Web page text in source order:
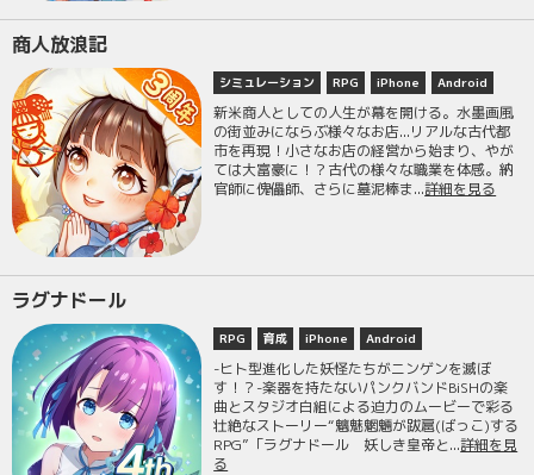
商人放浪記
シミュレーション RPG iPhone Android
新米商人としての人生が幕を開ける。水墨画風
の街並みにならぶ様々なお店...リアルな古代都
市を再現！小さなお店の経営から始まり、やが
ては大富豪に！？古代の様々な職業を体感。納
官師に傀儡師、さらに墓泥棒ま...詳細を見る
ラグナドール
RPG 育成 iPhone Android
-ヒト型進化した妖怪たちがニンゲンを滅ぼ
す！？-楽器を持たないパンクバンドBiSHの楽
曲とスタジオ白組による迫力のムービーで彩る
壮絶なストーリー“魑魅魍魎が跋扈(ばっこ)する
RPG”「ラグナドール 妖しき皇帝と...詳細を見
る